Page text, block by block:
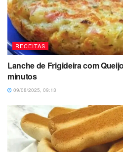
RECEITAS
Lanche de Frigideira com
minutos
09/08/2025, 09:13